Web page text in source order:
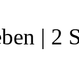
| 2